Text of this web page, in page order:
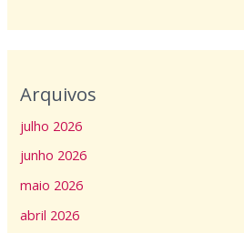
Arquivos
julho 2026
junho 2026
maio 2026
abril 2026